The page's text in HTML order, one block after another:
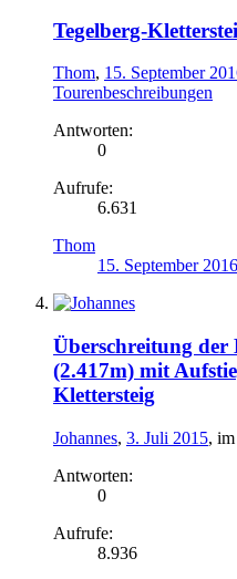
Tegelberg-
Thom, 15. September
Tourenbeschreibungen
Antworten:
0
Aufrufe:
6.631
Thom
15. September 2016
Überschreitung der
(2.417m) mit
Klettersteig
Johannes, 3. Juli 2015,
Antworten:
0
Aufrufe:
8.936